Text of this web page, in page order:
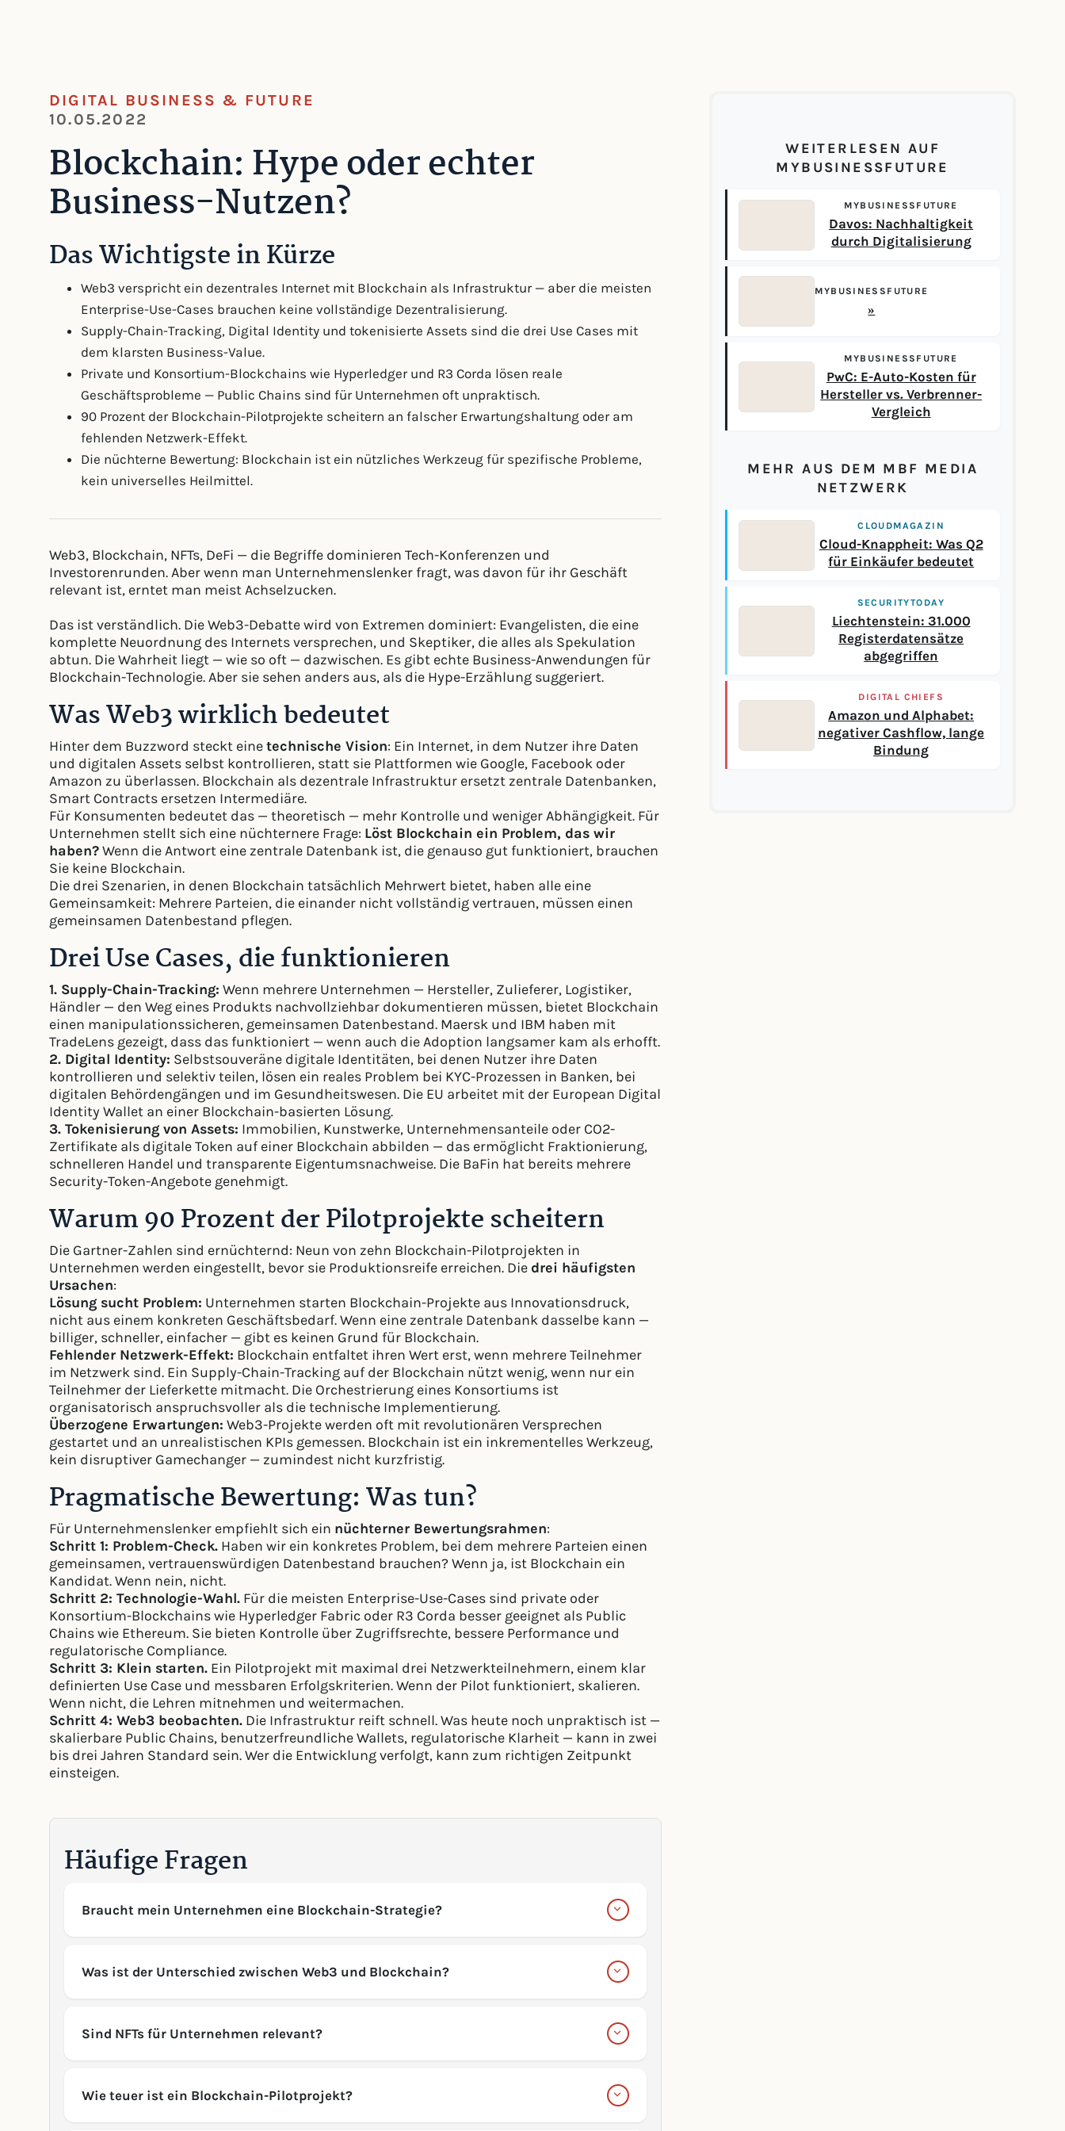
DIGITAL BUSINESS & FUTURE
10.05.2022
Blockchain: Hype oder echter
Business-Nutzen?
Das Wichtigste in Kürze
Web3 verspricht ein dezentrales Internet mit Blockchain als Infrastruktur — aber die meisten
Enterprise-Use-Cases brauchen keine vollständige Dezentralisierung.
Supply-Chain-Tracking, Digital Identity und tokenisierte Assets sind die drei Use Cases mit
dem klarsten Business-Value.
Private und Konsortium-Blockchains wie Hyperledger und R3 Corda lösen reale
Geschäftsprobleme — Public Chains sind für Unternehmen oft unpraktisch.
90 Prozent der Blockchain-Pilotprojekte scheitern an falscher Erwartungshaltung oder am
fehlenden Netzwerk-Effekt.
Die nüchterne Bewertung: Blockchain ist ein nützliches Werkzeug für spezifische Probleme,
kein universelles Heilmittel.
Web3, Blockchain, NFTs, DeFi — die Begriffe dominieren Tech-Konferenzen und
Investorenrunden. Aber wenn man Unternehmenslenker fragt, was davon für ihr Geschäft
relevant ist, erntet man meist Achselzucken.
Das ist verständlich. Die Web3-Debatte wird von Extremen dominiert: Evangelisten, die eine
komplette Neuordnung des Internets versprechen, und Skeptiker, die alles als Spekulation
abtun. Die Wahrheit liegt — wie so oft — dazwischen. Es gibt echte Business-Anwendungen für
Blockchain-Technologie. Aber sie sehen anders aus, als die Hype-Erzählung suggeriert.
Was Web3 wirklich bedeutet
Hinter dem Buzzword steckt einetechnische Vision: Ein Internet, in dem Nutzer ihre Daten
und digitalen Assets selbst kontrollieren, statt sie Plattformen wie Google, Facebook oder
Amazon zu überlassen. Blockchain als dezentrale Infrastruktur ersetzt zentrale Datenbanken,
Smart Contracts ersetzen Intermediäre.
Für Konsumenten bedeutet das — theoretisch — mehr Kontrolle und weniger Abhängigkeit. Für
Unternehmen stellt sich eine nüchternere Frage: Löst Blockchain ein Problem, das wir
haben?Wenn die Antwort eine zentrale Datenbank ist, die genauso gut funktioniert, brauchen
Sie keine Blockchain.
Die drei Szenarien, in denen Blockchain tatsächlich Mehrwert bietet, haben alle eine
Gemeinsamkeit: Mehrere Parteien, die einander nicht vollständig vertrauen, müssen einen
gemeinsamen Datenbestand pflegen.
Drei Use Cases, die funktionieren
1. Supply-Chain-Tracking: Wenn mehrere Unternehmen — Hersteller, Zulieferer, Logistiker,
Händler — den Weg eines Produkts nachvollziehbar dokumentieren müssen, bietet Blockchain
einen manipulationssicheren, gemeinsamen Datenbestand. Maersk und IBM haben mit
TradeLens gezeigt, dass das funktioniert — wenn auch die Adoption langsamer kam als erhofft.
2. Digital Identity: Selbstsouveräne digitale Identitäten, bei denen Nutzer ihre Daten
kontrollieren und selektiv teilen, lösen ein reales Problem bei KYC-Prozessen in Banken, bei
digitalen Behördengängen und im Gesundheitswesen. Die EU arbeitet mit der European Digital
Identity Wallet an einer Blockchain-basierten Lösung.
3. Tokenisierung von Assets: Immobilien, Kunstwerke, Unternehmensanteile oder CO2-
Zertifikate als digitale Token auf einer Blockchain abbilden — das ermöglicht Fraktionierung,
schnelleren Handel und transparente Eigentumsnachweise. Die BaFin hat bereits mehrere
Security-Token-Angebote genehmigt.
Warum 90 Prozent der Pilotprojekte scheitern
Die Gartner-Zahlen sind ernüchternd: Neun von zehn Blockchain-Pilotprojekten in
Unternehmen werden eingestellt, bevor sie Produktionsreife erreichen. Die drei häufigsten
Ursachen:
Lösung sucht Problem: Unternehmen starten Blockchain-Projekte aus Innovationsdruck,
nicht aus einem konkreten Geschäftsbedarf. Wenn eine zentrale Datenbank dasselbe kann —
billiger, schneller, einfacher — gibt es keinen Grund für Blockchain.
Fehlender Netzwerk-Effekt: Blockchain entfaltet ihren Wert erst, wenn mehrere Teilnehmer
im Netzwerk sind. Ein Supply-Chain-Tracking auf der Blockchain nützt wenig, wenn nur ein
Teilnehmer der Lieferkette mitmacht. Die Orchestrierung eines Konsortiums ist
organisatorisch anspruchsvoller als die technische Implementierung.
Überzogene Erwartungen: Web3-Projekte werden oft mit revolutionären Versprechen
gestartet und an unrealistischen KPIs gemessen. Blockchain ist ein inkrementelles Werkzeug,
kein disruptiver Gamechanger — zumindest nicht kurzfristig.
Pragmatische Bewertung: Was tun?
Für Unternehmenslenker empfiehlt sich ein nüchterner Bewertungsrahmen:
Schritt 1: Problem-Check. Haben wir ein konkretes Problem, bei dem mehrere Parteien einen
gemeinsamen, vertrauenswürdigen Datenbestand brauchen? Wenn ja, ist Blockchain ein
Kandidat. Wenn nein, nicht.
Schritt 2: Technologie-Wahl. Für die meisten Enterprise-Use-Cases sind private oder
Konsortium-Blockchains wie Hyperledger Fabric oder R3 Corda besser geeignet als Public
Chains wie Ethereum. Sie bieten Kontrolle über Zugriffsrechte, bessere Performance und
regulatorische Compliance.
Schritt 3: Klein starten. Ein Pilotprojekt mit maximal drei Netzwerkteilnehmern, einem klar
definierten Use Case und messbaren Erfolgskriterien. Wenn der Pilot funktioniert, skalieren.
Wenn nicht, die Lehren mitnehmen und weitermachen.
Schritt 4: Web3 beobachten. Die Infrastruktur reift schnell. Was heute noch unpraktisch ist —
skalierbare Public Chains, benutzerfreundliche Wallets, regulatorische Klarheit — kann in zwei
bis drei Jahren Standard sein. Wer die Entwicklung verfolgt, kann zum richtigen Zeitpunkt
einsteigen.
Häufige Fragen
Braucht mein Unternehmen eine Blockchain-Strategie?
Was ist der Unterschied zwischen Web3 und Blockchain?
Sind NFTs für Unternehmen relevant?
Wie teuer ist ein Blockchain-Pilotprojekt?
WEITERLESEN AUF
MYBUSINESSFUTURE
MYBUSINESSFUTURE
Davos: Nachhaltigkeit
durch Digitalisierung
MYBUSINESSFUTURE
»
MYBUSINESSFUTURE
PwC: E-Auto-Kosten für
Hersteller vs. Verbrenner-
Vergleich
MEHR AUS DEM MBF MEDIA
NETZWERK
CLOUDMAGAZIN
Cloud-Knappheit: Was Q2
für Einkäufer bedeutet
SECURITYTODAY
Liechtenstein: 31.000
Registerdatensätze
abgegriffen
DIGITAL CHIEFS
Amazon und Alphabet:
negativer Cashflow, lange
Bindung